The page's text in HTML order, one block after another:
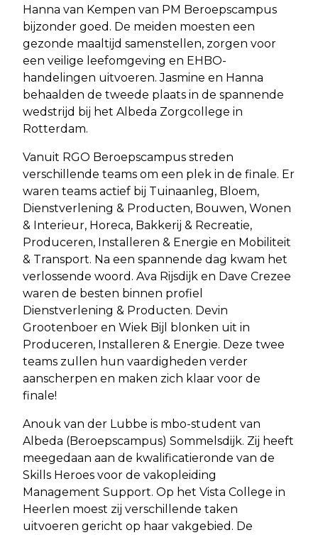
Hanna van Kempen van PM Beroepscampus
bijzonder goed. De meiden moesten een
gezonde maaltijd samenstellen, zorgen voor
een veilige leefomgeving en EHBO-
handelingen uitvoeren. Jasmine en Hanna
behaalden de tweede plaats in de spannende
wedstrijd bij het Albeda Zorgcollege in
Rotterdam.
Vanuit RGO Beroepscampus streden
verschillende teams om een plek in de finale. Er
waren teams actief bij Tuinaanleg, Bloem,
Dienstverlening & Producten, Bouwen, Wonen
& Interieur, Horeca, Bakkerij & Recreatie,
Produceren, Installeren & Energie en Mobiliteit
& Transport. Na een spannende dag kwam het
verlossende woord. Ava Rijsdijk en Dave Crezee
waren de besten binnen profiel
Dienstverlening & Producten. Devin
Grootenboer en Wiek Bijl blonken uit in
Produceren, Installeren & Energie. Deze twee
teams zullen hun vaardigheden verder
aanscherpen en maken zich klaar voor de
finale!
Anouk van der Lubbe is mbo-student van
Albeda (Beroepscampus) Sommelsdijk. Zij heeft
meegedaan aan de kwalificatieronde van de
Skills Heroes voor de vakopleiding
Management Support. Op het Vista College in
Heerlen moest zij verschillende taken
uitvoeren gericht op haar vakgebied. De